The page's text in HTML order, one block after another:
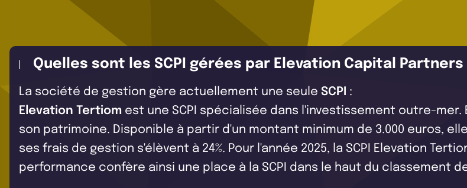
Quelles sont les SCPI gérées par Elevation Capital Partners
La société de gestion gère actuellement une seule SCPI :
Elevation Tertiom est une SCPI spécialisée dans l'investissement outre-mer.
son patrimoine. Disponible à partir d'un montant minimum de 3.000 euros,
ses frais de gestion s'élèvent à 24%. Pour l'année 2025, la SCPI Elevation
performance confère ainsi une place à la SCPI dans le haut du classement